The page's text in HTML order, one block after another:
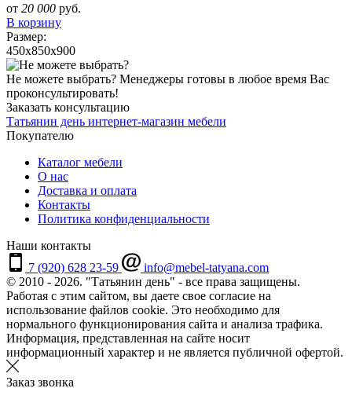
от 20 000 руб.
В корзину
Размер:
450х850х900
Не можете выбрать? Менеджеры готовы в любое время Вас
проконсультировать!
Заказать консультацию
Татьянин день интернет-магазин мебели
Покупателю
Каталог мебели
О нас
Доставка и оплата
Контакты
Политика конфиденциальности
Наши контакты
7 (920) 628 23-59
info@mebel-tatyana.com
© 2010 - 2026. "Татьянин день" - все права защищены.
Работая с этим сайтом, вы даете свое согласие на
использование файлов cookie. Это необходимо для
нормального функционирования сайта и анализа трафика.
Информация, представленная на сайте носит
информационный характер и не является публичной офертой.
Заказ звонка